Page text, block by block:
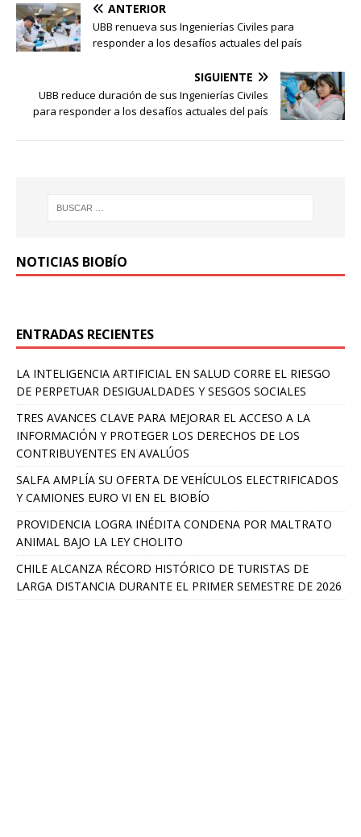
ANTERIOR
UBB renueva sus Ingenierías Civiles para
responder a los desafíos actuales del país
SIGUIENTE
UBB reduce duración de sus Ingenierías Civiles
para responder a los desafíos actuales del país
NOTICIAS BIOBÍO
ENTRADAS RECIENTES
LA INTELIGENCIA ARTIFICIAL EN SALUD CORRE EL RIESGO
DE PERPETUAR DESIGUALDADES Y SESGOS SOCIALES
TRES AVANCES CLAVE PARA MEJORAR EL ACCESO A LA
INFORMACIÓN Y PROTEGER LOS DERECHOS DE LOS
CONTRIBUYENTES EN AVALÚOS
SALFA AMPLÍA SU OFERTA DE VEHÍCULOS ELECTRIFICADOS
Y CAMIONES EURO VI EN EL BIOBÍO
PROVIDENCIA LOGRA INÉDITA CONDENA POR MALTRATO
ANIMAL BAJO LA LEY CHOLITO
CHILE ALCANZA RÉCORD HISTÓRICO DE TURISTAS DE
LARGA DISTANCIA DURANTE EL PRIMER SEMESTRE DE 2026